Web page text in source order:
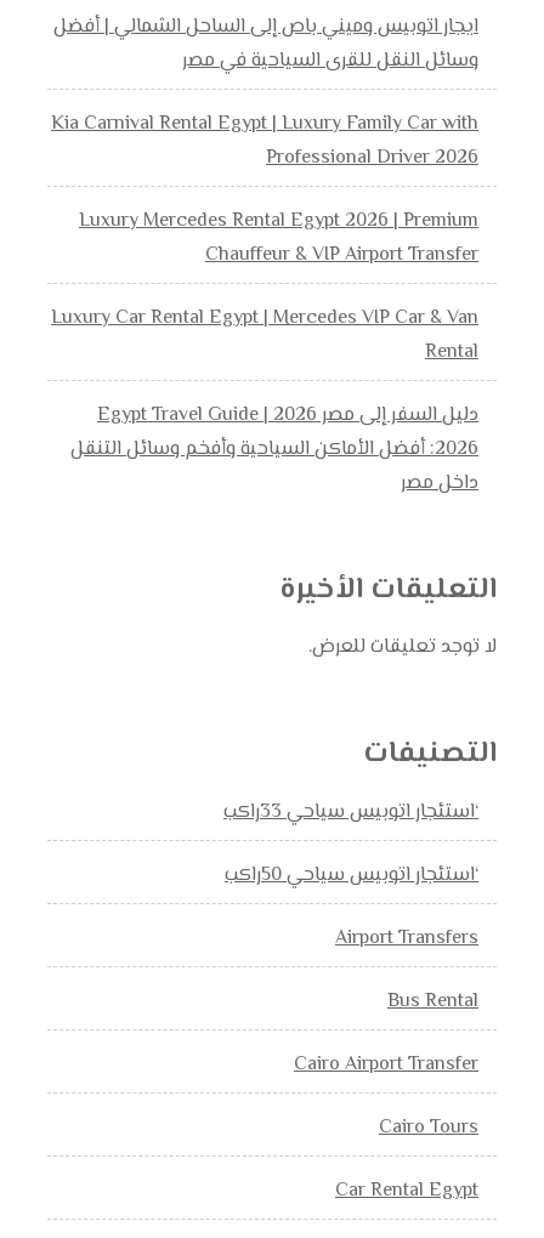
ايجار اتوبيس وميني باص إلى الساحل الشمالي | أفضل
وسائل النقل للقرى السياحية في مصر
Kia Carnival Rental Egypt | Luxury Family Car with
Professional Driver 2026
Luxury Mercedes Rental Egypt 2026 | Premium
Chauffeur & VIP Airport Transfer
Luxury Car Rental Egypt | Mercedes VIP Car & Van
Rental
دليل السفر إلى مصر 2026 | Egypt Travel Guide
2026: أفضل الأماكن السياحية وأفخم وسائل التنقل
داخل مصر
التعليقات الأخيرة
لا توجد تعليقات للعرض.
التصنيفات
‘استئجار اتوبيس سياحي 33راكب
‘استئجار اتوبيس سياحي 50راكب
Airport Transfers
Bus Rental
Cairo Airport Transfer
Cairo Tours
Car Rental Egypt